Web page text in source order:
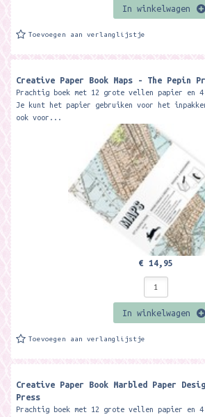
In winkelwagen
Toevoegen aan verlanglijstje
Creative Paper Book Maps - The Pepin
Prachtig boek met 12 grote vellen papier en
Je kunt het papier gebruiken voor het
ook voor...
€ 14,95
In winkelwagen
Toevoegen aan verlanglijstje
Creative Paper Book Marbled Paper
Press
Prachtig boek met 12 grote vellen papier en